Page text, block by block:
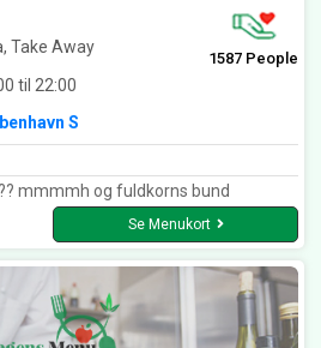
Take Away
til 22:00
1587 People
S
mmmmh og fuldkorns bund
Se Menukort